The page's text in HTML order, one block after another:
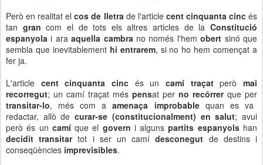
Però en realitat el cos de lletra de l'article cent cinquanta cinc és
tan gran com el de tots els altres articles de laConstitució
espanyola i araaquella cambra no només l'hemobert sinó que
sembla que inevitablement hi entrarem, si no ho hem començat a
fer ja.
L'article cent cinquanta cinc és uncamí traçatperòmai
recorregut; un camí traçat més pensat per no recórrerque per
transitar-lo, més com aamenaça improbablequan es va
redactar, allò decurar-se (constitucionalment) en salut; avui
però és un camíque el govern i alguns partits espanyolshan
decidit transitartot i ser un camídesconegut de destins i
conseqüències imprevisibles.